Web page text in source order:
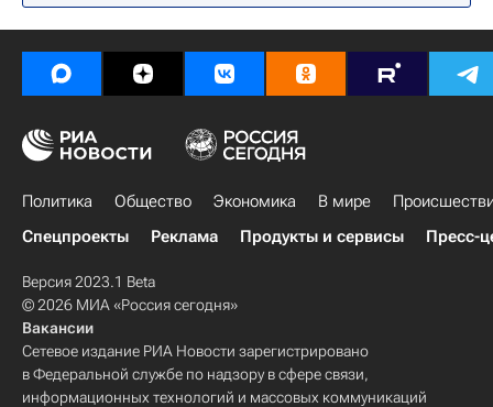
Политика Общество Экономика В мире
Спецпроекты
Реклама Продукты и сервисы Пресс-
Версия 2023.1 Beta
© 2026 МИА «Россия сегодня»
Вакансии
Сетевое издание РИА Новости зарегистрировано
в Федеральной службе по надзору в сфере связи,
информационных технологий и массовых коммуникаций